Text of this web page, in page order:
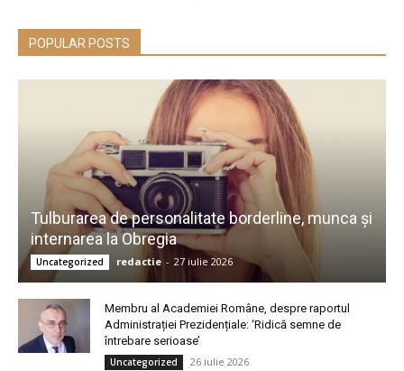
POPULAR POSTS
Tulburarea de personalitate borderline, munca și
internarea la Obregia
Uncategorized redactie - 27 iulie 2026
Membru al Academiei Române, despre raportul
Administrației Prezidențiale: ‘Ridică semne de
întrebare serioase’
Uncategorized 26 iulie 2026